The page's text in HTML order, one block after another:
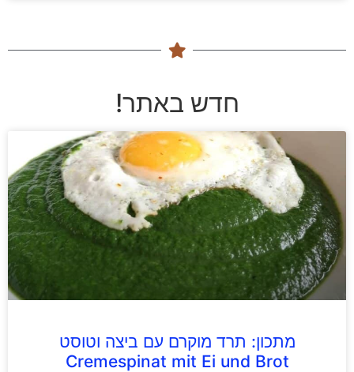
חדש באתר!
מתכון: תרד מוקרם עם ביצה וטוסט
Cremespinat mit Ei und Brot